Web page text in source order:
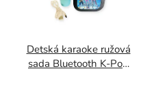
Detská karaoke ružová
sada Bluetooth K-Pop